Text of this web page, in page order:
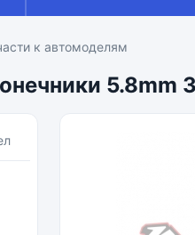
к автомоделям
5.8mm